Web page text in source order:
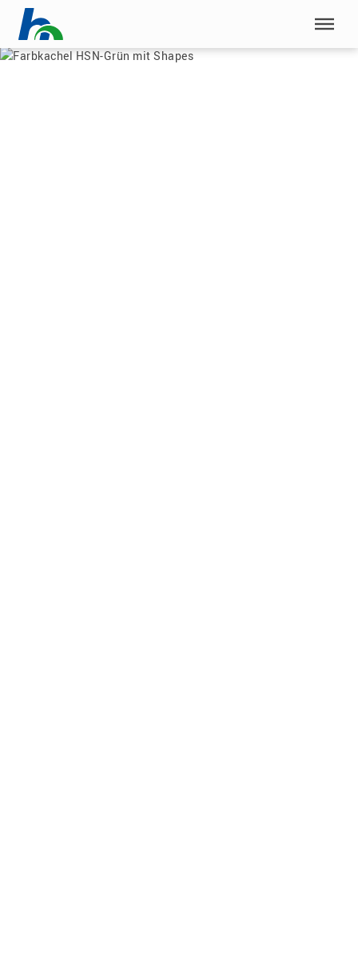
Menü überspringen
Menü überspringen
Home|Karriere